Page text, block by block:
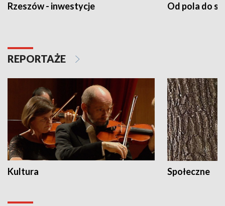
Rzeszów - inwestycje Od pola do
REPORTAŻE
Kultura Społeczne